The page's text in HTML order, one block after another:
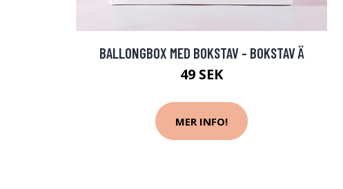
BALLONGBOX MED BOKSTAV - BOKSTAV Ä
49 SEK
MER INFO!